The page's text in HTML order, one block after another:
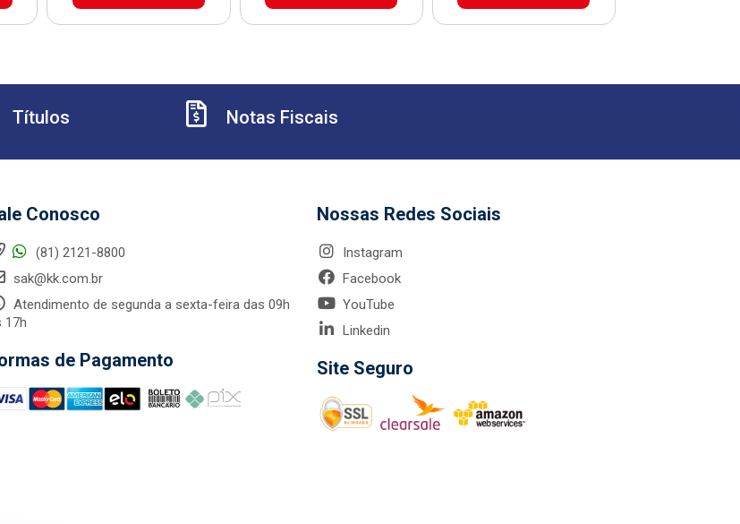
Títulos Notas Fiscais
Conosco
(81) 2121-8800
sak@kk.com.br
Atendimento de segunda a sexta-feira das 09h
17h
de Pagamento
Nossas Redes Sociais
Instagram
Facebook
YouTube
Linkedin
Site Seguro